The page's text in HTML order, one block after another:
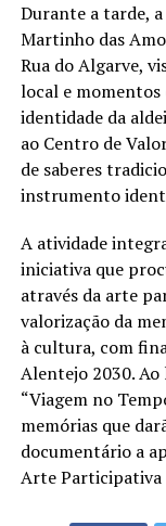
Durante a tarde,
Martinho das
Rua do Algarve,
local e momentos
identidade da
ao Centro de
de saberes
instrumento
A atividade
iniciativa que
através da arte
valorização da
à cultura, com
Alentejo 2030. Ao
“Viagem no
memórias que
documentário a
Arte Participativa